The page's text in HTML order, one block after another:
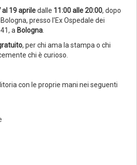
al 19 apriledalle 11:00 alle 20:00, dopo
presso l'Ex Ospedale dei
a Bologna
, per chi ama la stampa o chi
chi è curioso.
con le proprie mani nei seguenti